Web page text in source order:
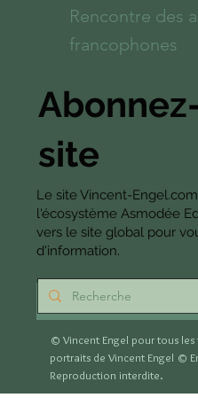
© Vincent Engel pour tous
portraits de Vincent Engel ©
Reproduction interdite.
site
Le site Vincent-
l'écosystème Asmodée
vers le site global pour
d'information.
Rencontre des
francophones